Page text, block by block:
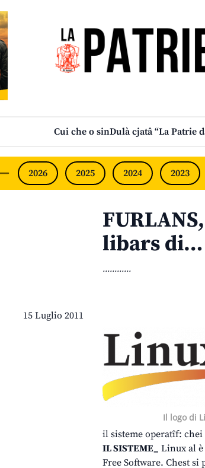
Cui che o sinDulà cjatâ “La Patrie
2026 2025 2024 2023
libars
............
15 Luglio 2011
Il logo di
il sisteme operatîf:
IL SISTEME_ Linux al
Free Software. Chest